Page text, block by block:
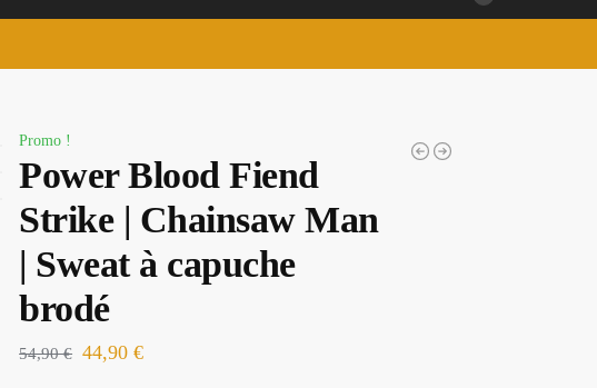
Promo !
Power Blood Fiend
Strike | Chainsaw Man
| Sweat à capuche
brodé
54,90€ 44,90€